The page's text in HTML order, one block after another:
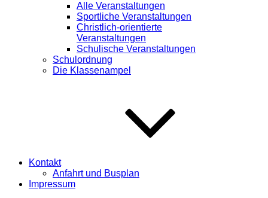
Alle Veranstaltungen
Sportliche Veranstaltungen
Christlich-orientierte
Veranstaltungen
Schulische Veranstaltungen
Schulordnung
Die Klassenampel
Kontakt
Anfahrt und Busplan
Impressum